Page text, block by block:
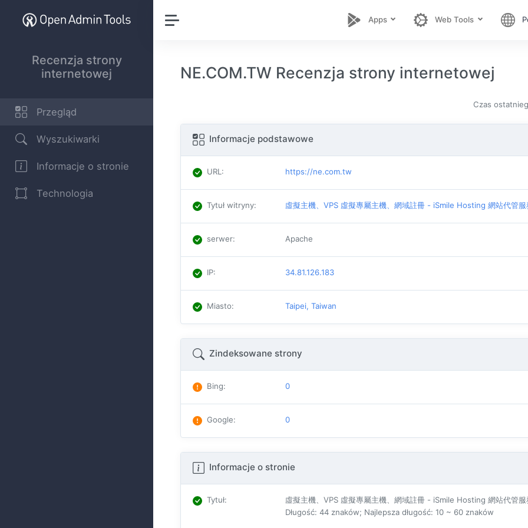
Recenzja strony
internetowej
Przegląd
Wyszukiwarki
Informacje o stronie
Technologia
Apps Web Tools
NE.COM.TW Recenzja strony internetowej
Czas
Informacje podstawowe
URL: https://ne.com.tw
Tytuł witryny: 虛擬主機、VPS 虛擬專屬主機、網域註冊 - iSmile Hosting 網站代管服
serwer: Apache
IP: 34.81.126.183
Miasto: Taipei, Taiwan
Zindeksowane strony
Bing: 0
Google: 0
Informacje o stronie
Tytuł:
虛擬主機、VPS 虛擬專屬主機、網域註冊 - iSmile Hosting 網站代管服
Długość: 44 znaków; Najlepsza długość: 10 ~ 60 znaków